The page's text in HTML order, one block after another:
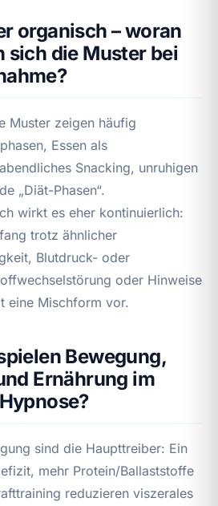
organisch – woran
sich die Muster bei
Muster zeigen häufig
Essen als
Snacking, unruhigen
„Diät-Phasen“.
wirkt es eher kontinuierlich:
trotz ähnlicher
Blutdruck- oder
oder Hinweise
eine Mischform vor.
Bewegung,
Ernährung im
sind die Haupttreiber: Ein
mehr Protein/Ballaststoffe
reduzieren viszerales